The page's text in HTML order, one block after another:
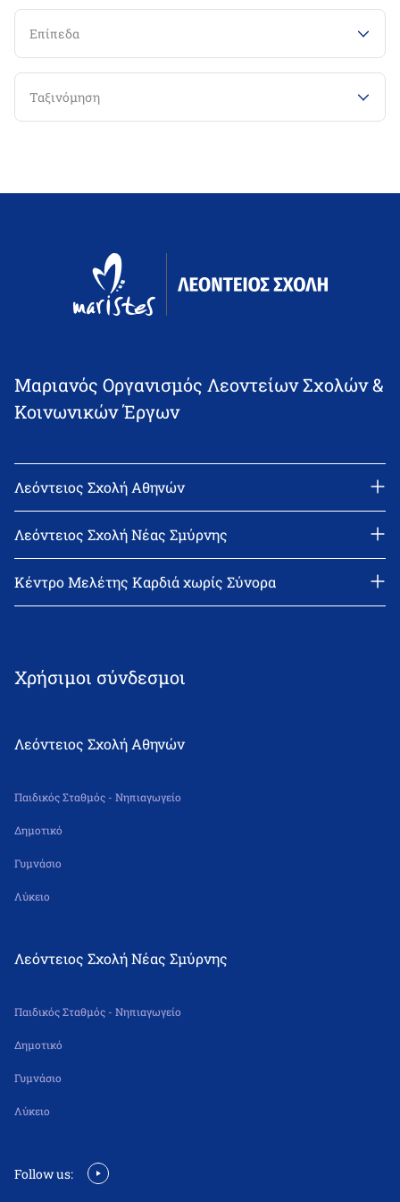
Επίπεδα
Ταξινόμηση
Μαριανός Οργανισμός Λεοντείων Σχολών &
Κοινωνικών Έργων
Λεόντειος Σχολή Αθηνών
email: l_leonin@leonteiosedu.gr
Λεόντειος Σχολή Νέας Σμύρνης
email: info@leonteiosns.gr
Κέντρο Μελέτης Καρδιά χωρίς Σύνορα
Χρήσιμοι σύνδεσμοι
Λεόντειος Σχολή Αθηνών
Παιδικός Σταθμός - Νηπιαγωγείο
Δημοτικό
Γυμνάσιο
Λύκειο
Λεόντειος Σχολή Νέας Σμύρνης
Παιδικός Σταθμός - Νηπιαγωγείο
Δημοτικό
Γυμνάσιο
Λύκειο
Follow us: